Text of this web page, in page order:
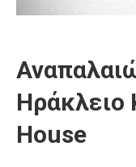
Ηράκλειο
House